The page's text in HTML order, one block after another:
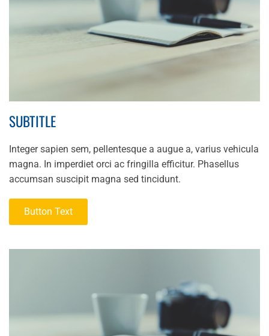
SUBTITLE
Integer sapien sem, pellentesque a augue a, varius vehicula
magna. In imperdiet orci ac fringilla efficitur. Phasellus
accumsan suscipit magna sed tincidunt.
Button Text